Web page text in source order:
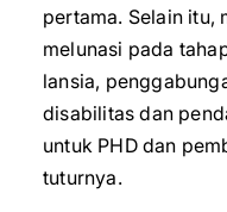
pertama. Selain itu,
melunasi pada
lansia,
disabilitas dan
untuk PHD dan
tuturnya.